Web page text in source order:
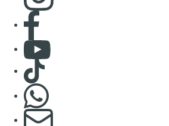
Consulter page Facebook
Consulter Youtube
Consulter TikTok
S'abonner à notre newsletter